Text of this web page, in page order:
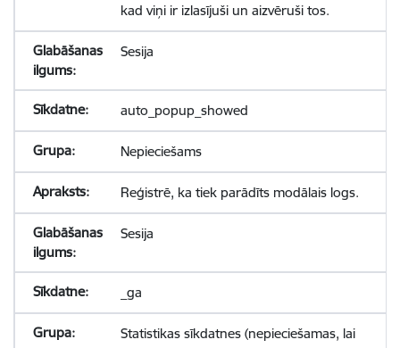
kad viņi ir izlasījuši un aizvēruši tos.
Sesija
auto_popup_showed
Nepieciešams
Reģistrē, ka tiek parādīts modālais logs.
Sesija
_ga
Statistikas sīkdatnes (nepieciešamas, lai